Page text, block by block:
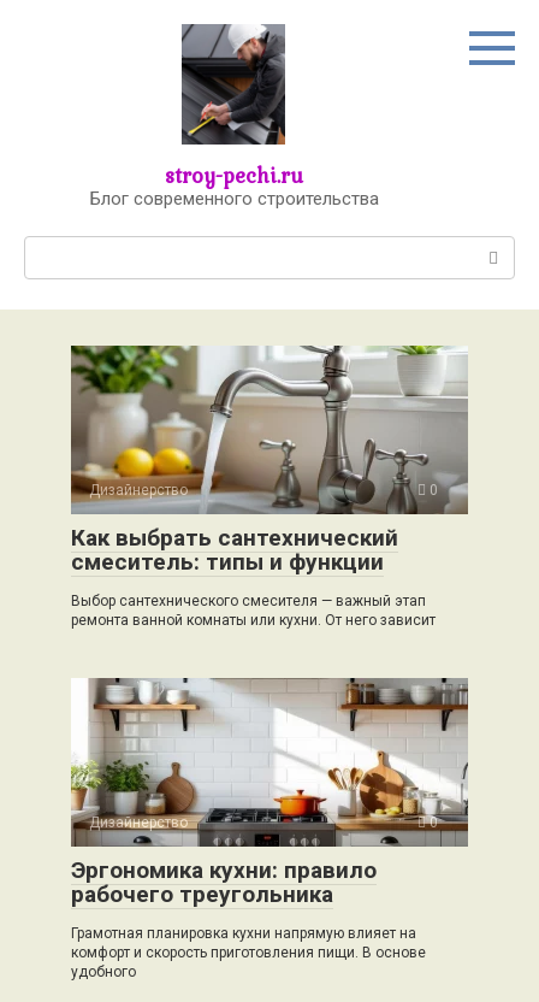
stroy-pechi.ru
Блог современного строительства
Дизайнерство 0
Как выбрать сантехнический
смеситель: типы и функции
Выбор сантехнического смесителя — важный этап
ремонта ванной комнаты или кухни. От него зависит
Дизайнерство 0
Эргономика кухни: правило
рабочего треугольника
Грамотная планировка кухни напрямую влияет на
комфорт и скорость приготовления пищи. В основе
удобного